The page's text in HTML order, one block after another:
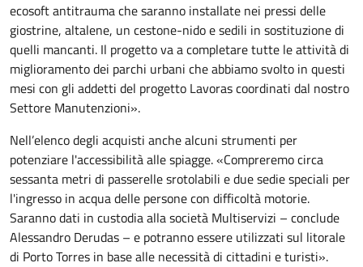
ecosoft antitrauma che saranno installate nei pressi delle
giostrine, altalene, un cestone-nido e sedili in sostituzione di
quelli mancanti. Il progetto va a completare tutte le attività di
miglioramento dei parchi urbani che abbiamo svolto in questi
mesi con gli addetti del progetto Lavoras coordinati dal nostro
Settore Manutenzioni».
Nell’elenco degli acquisti anche alcuni strumenti per
potenziare l'accessibilità alle spiagge. «Compreremo circa
sessanta metri di passerelle srotolabili e due sedie speciali per
l'ingresso in acqua delle persone con difficoltà motorie.
Saranno dati in custodia alla società Multiservizi – conclude
Alessandro Derudas – e potranno essere utilizzati sul litorale
di Porto Torres in base alle necessità di cittadini e turisti».